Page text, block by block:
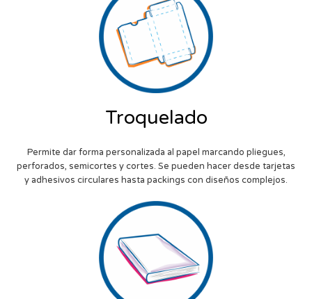
Troquelado
Permite dar forma personalizada al papel marcando pliegues,
perforados, semicortes y cortes. Se pueden hacer desde tarjetas
y adhesivos circulares hasta packings con diseños complejos.